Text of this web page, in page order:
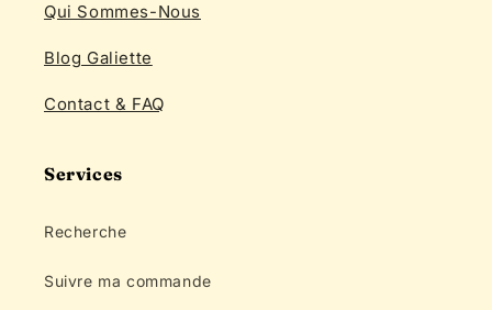
Qui Sommes-Nous
Blog Galiette
Contact & FAQ
Services
Recherche
Suivre ma commande